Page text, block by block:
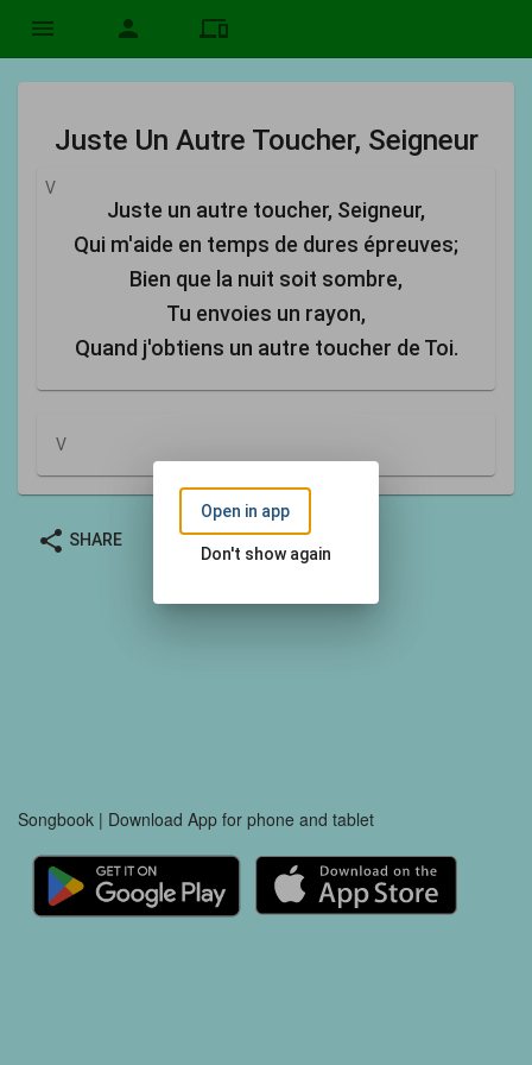
menu person devices
Juste Un Autre Toucher, Seigneur
V
Juste un autre toucher, Seigneur,
Qui m'aide en temps de dures épreuves;
Bien que la nuit soit sombre,
Tu envoies un rayon,
Quand j'obtiens un autre toucher de Toi.
V
share SHARE
Songbook | Download App for phone and tablet
Open in app
Don't show again